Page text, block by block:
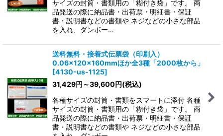
サイズの封筒・書類用の「糊付き袋」です。 商
品発送の際に納品書・出荷票・明細書・保証
書・説明書などの書類や ネジなどの小さな部品
を入れ、ダンボー…
送料無料・接着式伝票袋（印刷入）
0.06×120×160mmほか全3種「2000枚から」
[4130-us-1125]
31,429円 ～39,600円(税込)
各種サイズの封筒・書類をスマートに添付 各種
サイズの封筒・書類用の「糊付き袋」です。 商
品発送の際に納品書・出荷票・明細書・保証
書・説明書などの書類や ネジなどの小さな部品